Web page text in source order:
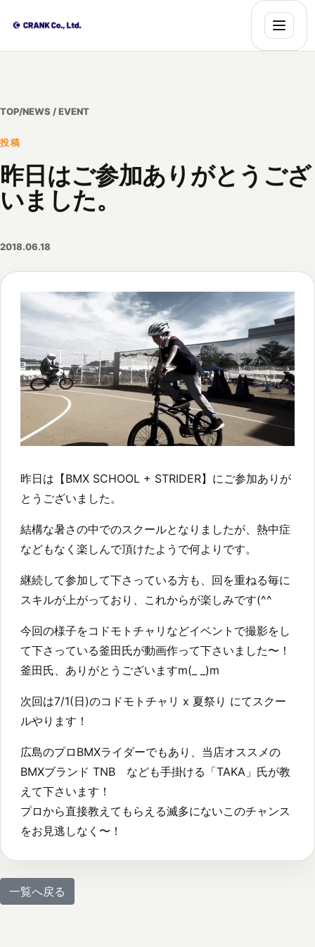
TOP/NEWS / EVENT
投稿
昨日はご参加ありがとうござ
いました。
2018.06.18
昨日は【BMX SCHOOL + STRIDER】にご参加ありが
とうございました。
結構な暑さの中でのスクールとなりましたが、熱中症
などもなく楽しんで頂けたようで何よりです。
継続して参加して下さっている方も、回を重ねる毎に
スキルが上がっており、これからが楽しみです(^^
今回の様子をコドモトチャリなどイベントで撮影をし
て下さっている釜田氏が動画作って下さいました〜！
釜田氏、ありがとうございますm(_ _)m
次回は7/1(日)のコドモトチャリ x 夏祭り にてスクー
ルやります！
広島のプロBMXライダーでもあり、当店オススメの
BMXブランド TNB なども手掛ける「TAKA」氏が教
えて下さいます！
プロから直接教えてもらえる滅多にないこのチャンス
をお見逃しなく〜！
一覧へ戻る